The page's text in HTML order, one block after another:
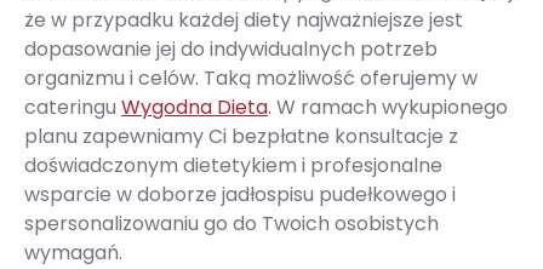
że w przypadku każdej diety najważniejsze jest
dopasowanie jej do indywidualnych potrzeb
organizmu i celów. Taką możliwość oferujemy w
cateringu Wygodna Dieta. W ramach wykupionego
planu zapewniamy Ci bezpłatne konsultacje z
doświadczonym dietetykiem i profesjonalne
wsparcie w doborze jadłospisu pudełkowego i
spersonalizowaniu go do Twoich osobistych
wymagań.